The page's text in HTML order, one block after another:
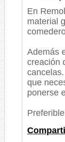
En
material
Además
creación
que
ponerse